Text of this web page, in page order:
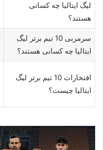
لیگ ایتالیا چه کسانی
هستند؟
سرمربی 10 تیم برتر لیگ
ایتالیا چه کسانی هستند؟
افتخارات 10 تیم برتر لیگ
ایتالیا چیست؟